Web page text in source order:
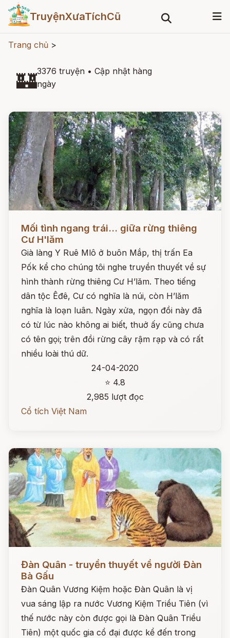
TruyệnXưaTíchCũ
Trang chủ >
🏰3376 truyện • Cập nhật hàng
ngày
Đọc ngay
Mối tình ngang trái... giữa rừng thiêng
Cư H'lăm
Già làng Y Ruê Mlô ở buôn Mắp, thị trấn Ea
Pốk kể cho chúng tôi nghe truyền thuyết về sự
hình thành rừng thiêng Cư H’lăm. Theo tiếng
dân tộc Êđê, Cư có nghĩa là núi, còn H’lăm
nghĩa là loạn luân. Ngày xửa, ngọn đồi này đã
có từ lúc nào không ai biết, thuở ấy cũng chưa
có tên gọi; trên đồi rừng cây rậm rạp và có rất
nhiều loài thú dữ.
24-04-2020
⭐ 4.8
2,985 lượt đọc
Cổ tích Việt Nam
Đàn Quân - truyền thuyết về người Đàn
Bà Gấu
Đàn Quân Vương Kiệm hoặc Đàn Quân là vị
vua sáng lập ra nước Vương Kiệm Triều Tiên (vì
thế nước này còn được gọi là Đàn Quân Triều
Tiên) một quốc gia cổ đại được kể đến trong